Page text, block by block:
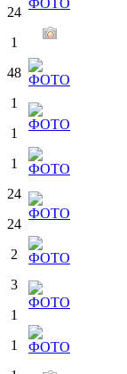
24
1
48
1
1
1
24
24
2
3
1
1